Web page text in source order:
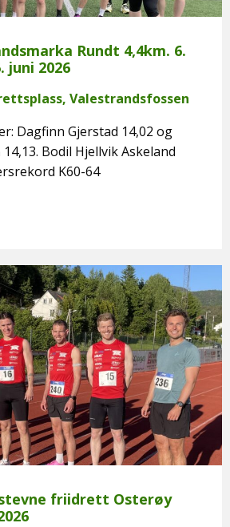
Rundt 4,4km. 6.
juni 2026
Valestrandsfossen
Dagfinn Gjerstad 14,02 og
Bodil Hjellvik Askeland
K60-64
friidrett Osterøy